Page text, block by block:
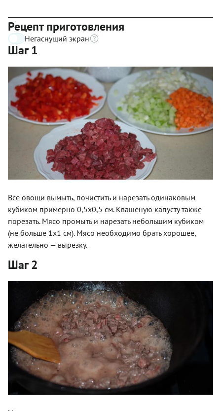
Рецепт приготовления
Негаснущий экран
Шаг 1
Все овощи вымыть, почистить и нарезать одинаковым
кубиком примерно 0,5х0,5 см. Квашеную капусту также
порезать. Мясо промыть и нарезать небольшим кубиком
(не больше 1х1 см). Мясо необходимо брать хорошее,
желательно — вырезку.
Шаг 2